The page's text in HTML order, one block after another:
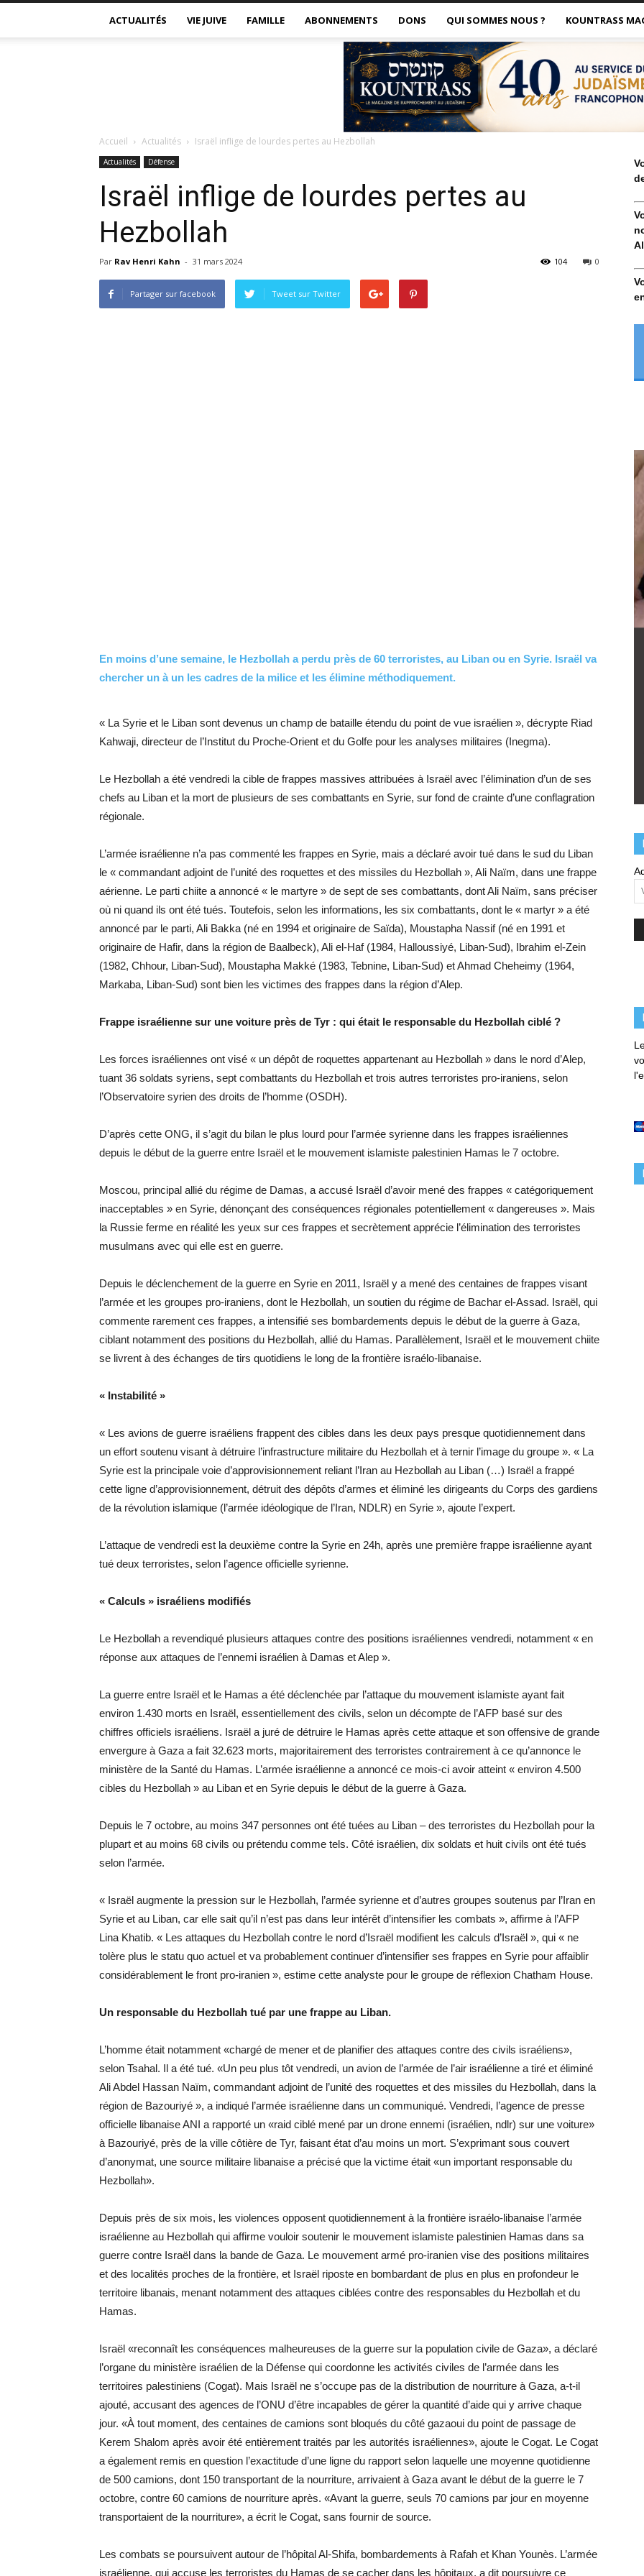
ACTUALITÉS VIE JUIVE FAMILLE ABONNEMENTS DONS QUI SOMMES NOUS ? KOUNTRASS
Accueil Actualités Israël inflige de lourdes pertes au Hezbollah
Actualités Défense
Israël inflige de lourdes pertes au
Hezbollah
Par Rav Henri Kahn - 31 mars 2024 0
104
Partager sur facebook Tweet sur Twitter
En moins d’une semaine, le Hezbollah a perdu près de 60 terroristes, au Liban ou en Syrie. Israël va
chercher un à un les cadres de la milice et les élimine méthodiquement.
« La Syrie et le Liban sont devenus un champ de bataille étendu du point de vue israélien », décrypte Riad
Kahwaji, directeur de l’Institut du Proche-Orient et du Golfe pour les analyses militaires (Inegma).
Le Hezbollah a été vendredi la cible de frappes massives attribuées à Israël avec l’élimination d’un de ses
chefs au Liban et la mort de plusieurs de ses combattants en Syrie, sur fond de crainte d’une conflagration
régionale.
L’armée israélienne n’a pas commenté les frappes en Syrie, mais a déclaré avoir tué dans le sud du Liban
le « commandant adjoint de l’unité des roquettes et des missiles du Hezbollah », Ali Naïm, dans une frappe
aérienne. Le parti chiite a annoncé « le martyre » de sept de ses combattants, dont Ali Naïm, sans préciser
où ni quand ils ont été tués. Toutefois, selon les informations, les six combattants, dont le « martyr » a été
annoncé par le parti, Ali Bakka (né en 1994 et originaire de Saïda), Moustapha Nassif (né en 1991 et
originaire de Hafir, dans la région de Baalbeck), Ali el-Haf (1984, Halloussiyé, Liban-Sud), Ibrahim el-Zein
(1982, Chhour, Liban-Sud), Moustapha Makké (1983, Tebnine, Liban-Sud) et Ahmad Cheheimy (1964,
Markaba, Liban-Sud) sont bien les victimes des frappes dans la région d’Alep.
Frappe israélienne sur une voiture près de Tyr : qui était le responsable du Hezbollah ciblé ?
Les forces israéliennes ont visé « un dépôt de roquettes appartenant au Hezbollah » dans le nord d’Alep,
tuant 36 soldats syriens, sept combattants du Hezbollah et trois autres terroristes pro-iraniens, selon
l’Observatoire syrien des droits de l’homme (OSDH).
D’après cette ONG, il s’agit du bilan le plus lourd pour l’armée syrienne dans les frappes israéliennes
depuis le début de la guerre entre Israël et le mouvement islamiste palestinien Hamas le 7 octobre.
Moscou, principal allié du régime de Damas, a accusé Israël d’avoir mené des frappes « catégoriquement
inacceptables » en Syrie, dénonçant des conséquences régionales potentiellement « dangereuses ». Mais
la Russie ferme en réalité les yeux sur ces frappes et secrètement apprécie l’élimination des terroristes
musulmans avec qui elle est en guerre.
Depuis le déclenchement de la guerre en Syrie en 2011, Israël y a mené des centaines de frappes visant
l’armée et les groupes pro-iraniens, dont le Hezbollah, un soutien du régime de Bachar el-Assad. Israël, qui
commente rarement ces frappes, a intensifié ses bombardements depuis le début de la guerre à Gaza,
ciblant notamment des positions du Hezbollah, allié du Hamas. Parallèlement, Israël et le mouvement chiite
se livrent à des échanges de tirs quotidiens le long de la frontière israélo-libanaise.
« Instabilité »
« Les avions de guerre israéliens frappent des cibles dans les deux pays presque quotidiennement dans
un effort soutenu visant à détruire l’infrastructure militaire du Hezbollah et à ternir l’image du groupe ». « La
Syrie est la principale voie d’approvisionnement reliant l’Iran au Hezbollah au Liban (…) Israël a frappé
cette ligne d’approvisionnement, détruit des dépôts d’armes et éliminé les dirigeants du Corps des gardiens
de la révolution islamique (l’armée idéologique de l’Iran, NDLR) en Syrie », ajoute l’expert.
L’attaque de vendredi est la deuxième contre la Syrie en 24h, après une première frappe israélienne ayant
tué deux terroristes, selon l’agence officielle syrienne.
« Calculs » israéliens modifiés
Le Hezbollah a revendiqué plusieurs attaques contre des positions israéliennes vendredi, notamment « en
réponse aux attaques de l’ennemi israélien à Damas et Alep ».
La guerre entre Israël et le Hamas a été déclenchée par l’attaque du mouvement islamiste ayant fait
environ 1.430 morts en Israël, essentiellement des civils, selon un décompte de l’AFP basé sur des
chiffres officiels israéliens. Israël a juré de détruire le Hamas après cette attaque et son offensive de grande
envergure à Gaza a fait 32.623 morts, majoritairement des terroristes contrairement à ce qu’annonce le
ministère de la Santé du Hamas. L’armée israélienne a annoncé ce mois-ci avoir atteint « environ 4.500
cibles du Hezbollah » au Liban et en Syrie depuis le début de la guerre à Gaza.
Depuis le 7 octobre, au moins 347 personnes ont été tuées au Liban – des terroristes du Hezbollah pour la
plupart et au moins 68 civils ou prétendu comme tels. Côté israélien, dix soldats et huit civils ont été tués
selon l’armée.
« Israël augmente la pression sur le Hezbollah, l’armée syrienne et d’autres groupes soutenus par l’Iran en
Syrie et au Liban, car elle sait qu’il n’est pas dans leur intérêt d’intensifier les combats », affirme à l’AFP
Lina Khatib. « Les attaques du Hezbollah contre le nord d’Israël modifient les calculs d’Israël », qui « ne
tolère plus le statu quo actuel et va probablement continuer d’intensifier ses frappes en Syrie pour affaiblir
considérablement le front pro-iranien », estime cette analyste pour le groupe de réflexion Chatham House.
Un responsable du Hezbollah tué par une frappe au Liban.
L’homme était notamment «chargé de mener et de planifier des attaques contre des civils israéliens»,
selon Tsahal. Il a été tué. «Un peu plus tôt vendredi, un avion de l’armée de l’air israélienne a tiré et éliminé
Ali Abdel Hassan Naïm, commandant adjoint de l’unité des roquettes et des missiles du Hezbollah, dans la
région de Bazouriyé », a indiqué l’armée israélienne dans un communiqué. Vendredi, l’agence de presse
officielle libanaise ANI a rapporté un «raid ciblé mené par un drone ennemi (israélien, ndlr) sur une voiture»
à Bazouriyé, près de la ville côtière de Tyr, faisant état d’au moins un mort. S’exprimant sous couvert
d’anonymat, une source militaire libanaise a précisé que la victime était «un important responsable du
Hezbollah».
Depuis près de six mois, les violences opposent quotidiennement à la frontière israélo-libanaise l’armée
israélienne au Hezbollah qui affirme vouloir soutenir le mouvement islamiste palestinien Hamas dans sa
guerre contre Israël dans la bande de Gaza. Le mouvement armé pro-iranien vise des positions militaires
et des localités proches de la frontière, et Israël riposte en bombardant de plus en plus en profondeur le
territoire libanais, menant notamment des attaques ciblées contre des responsables du Hezbollah et du
Hamas.
Israël «reconnaît les conséquences malheureuses de la guerre sur la population civile de Gaza», a déclaré
l’organe du ministère israélien de la Défense qui coordonne les activités civiles de l’armée dans les
territoires palestiniens (Cogat). Mais Israël ne s’occupe pas de la distribution de nourriture à Gaza, a-t-il
ajouté, accusant des agences de l’ONU d’être incapables de gérer la quantité d’aide qui y arrive chaque
jour. «À tout moment, des centaines de camions sont bloqués du côté gazaoui du point de passage de
Kerem Shalom après avoir été entièrement traités par les autorités israéliennes», ajoute le Cogat. Le Cogat
a également remis en question l’exactitude d’une ligne du rapport selon laquelle une moyenne quotidienne
de 500 camions, dont 150 transportant de la nourriture, arrivaient à Gaza avant le début de la guerre le 7
octobre, contre 60 camions de nourriture après. «Avant la guerre, seuls 70 camions par jour en moyenne
transportaient de la nourriture», a écrit le Cogat, sans fournir de source.
Les combats se poursuivent autour de l’hôpital Al-Shifa, bombardements à Rafah et Khan Younès. L’armée
israélienne, qui accuse les terroristes du Hamas de se cacher dans les hôpitaux, a dit poursuivre ce